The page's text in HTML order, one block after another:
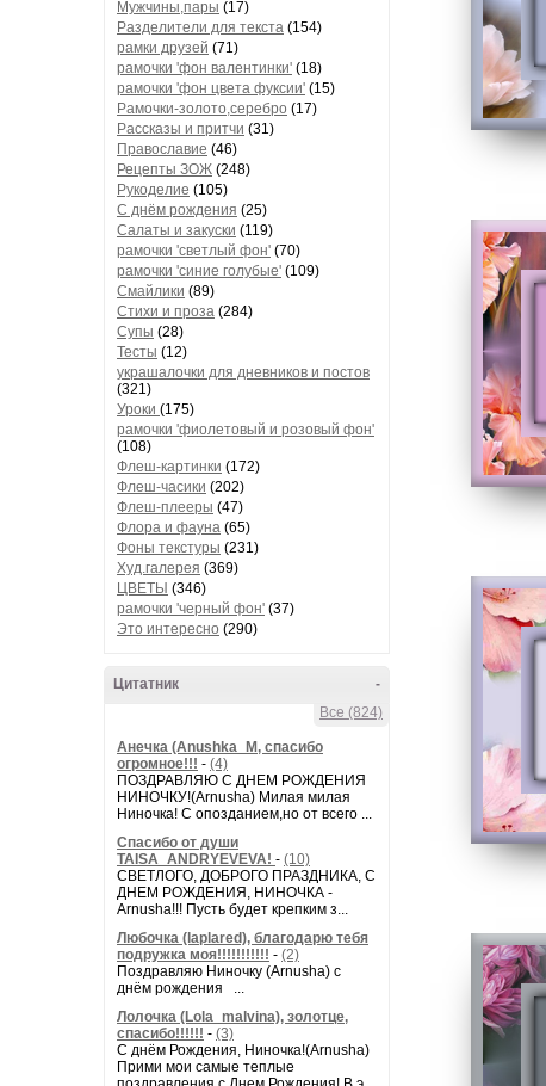
Мужчины,пары (17)
Разделители для текста (154)
рамки друзей (71)
рамочки 'фон валентинки' (18)
рамочки 'фон цвета фуксии' (15)
Рамочки-золото,серебро (17)
Рассказы и притчи (31)
Православие (46)
Рецепты ЗОЖ (248)
Рукоделие (105)
С днём рождения (25)
Салаты и закуски (119)
рамочки 'светлый фон' (70)
рамочки 'синие голубые' (109)
Смайлики (89)
Стихи и проза (284)
Супы (28)
Тесты (12)
украшалочки для дневников и постов
(321)
Уроки (175)
рамочки 'фиолетовый и розовый фон'
(108)
Флеш-картинки (172)
Флеш-часики (202)
Флеш-плееры (47)
Флора и фауна (65)
Фоны текстуры (231)
Худ.галерея (369)
ЦВЕТЫ (346)
рамочки 'черный фон' (37)
Это интересно (290)
-
Цитатник
Все (824)
Анечка (Anushka_M, спасибо
огромное!!! - (4)
ПОЗДРАВЛЯЮ С ДНЕМ РОЖДЕНИЯ
НИНОЧКУ!(Arnusha) Милая милая
Ниночка! С опозданием,но от всего ...
Спасибо от души
TAISA_ANDRYEVEVA! - (10)
СВЕТЛОГО, ДОБРОГО ПРАЗДНИКА, С
ДНЕМ РОЖДЕНИЯ, НИНОЧКА -
Arnusha!!! Пусть будет крепким з...
Любочка (laplared), благодарю тебя
подружка моя!!!!!!!!!!! - (2)
Поздравляю Ниночку (Arnusha) с
днём рождения ...
Лолочка (Lola_malvina), золотце,
спасибо!!!!!! - (3)
С днём Рождения, Ниночка!(Аrnusha)
Прими мои самые теплые